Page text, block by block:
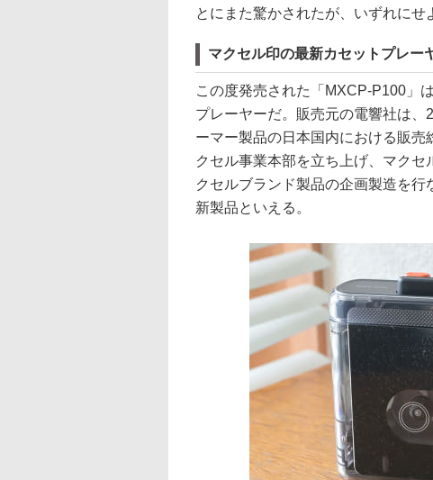
とにまた驚かされたが、いずれにせ
マクセル印の最新カセットプレー
この度発売された「MXCP-P100」
プレーヤーだ。販売元の電響社は、
ーマー製品の日本国内における販
クセル事業本部を立ち上げ、マク
クセルブランド製品の企画製造を
新製品といえる。